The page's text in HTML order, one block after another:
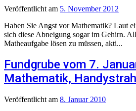
Veröffentlicht am 5. November 2012
Haben Sie Angst vor Mathematik? Laut
sich diese Abneigung sogar im Gehirn.
Matheaufgabe lösen zu müssen, akti...
Fundgrube vom 7.
Mathematik,
Veröffentlicht am 8. Januar 2010